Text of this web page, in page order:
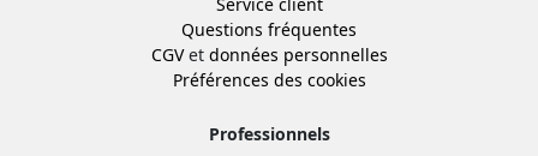
Service client
Questions fréquentes
CGVet données personnelles
Préférences des cookies
Professionnels